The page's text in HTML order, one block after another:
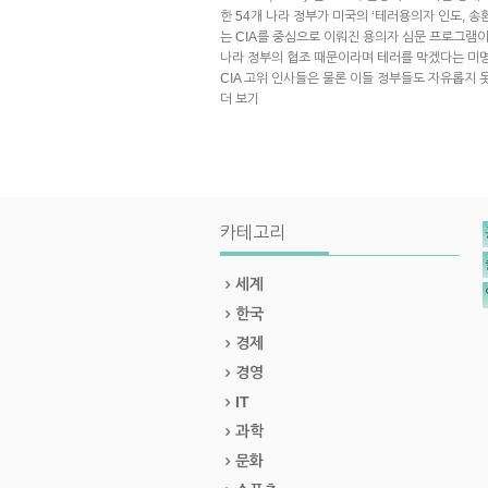
한 54개 나라 정부가 미국의 ‘테러용의자 인도,
는 CIA를 중심으로 이뤄진 용의자 심문 프로그램
나라 정부의 협조 때문이라며 테러를 막겠다는 미
CIA 고위 인사들은 물론 이들 정부들도 자유롭지
더 보기
카테고리
세계
한국
경제
경영
IT
과학
문화